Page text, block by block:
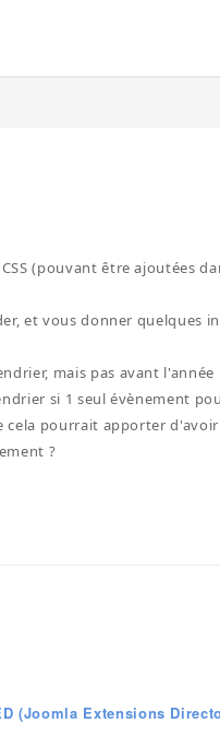
(pouvant être ajoutées
et vous donner quelques
mais pas avant l'année
si 1 seul évènement
cela pourrait apporter
?
(Joomla Extensions